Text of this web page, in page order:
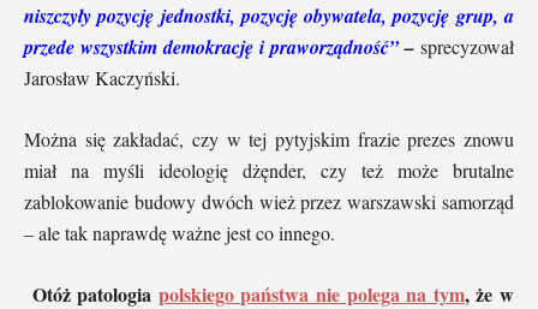
niszczyły pozycję jednostki, pozycję obywatela, pozycję grup, a
przede wszystkim demokrację i praworządność”– sprecyzował
Jarosław Kaczyński.
Można się zakładać, czy w tej pytyjskim frazie prezes znowu
miał na myśli ideologię dżęnder, czy też może brutalne
zablokowanie budowy dwóch wież przez warszawski samorząd
– ale tak naprawdę ważne jest co innego.
Otóż patologia polskiego państwa nie polega na tym, że w